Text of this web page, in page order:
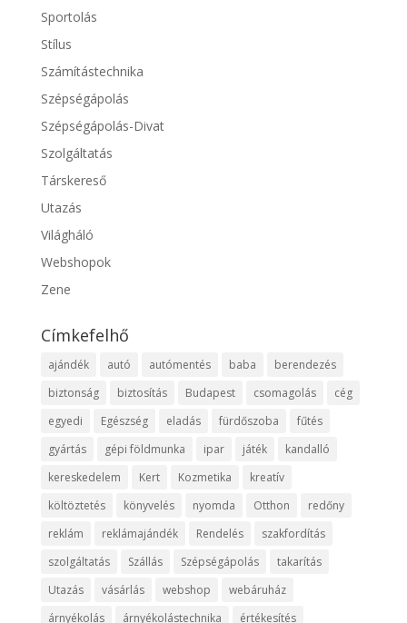
Sportolás
Stílus
Számítástechnika
Szépségápolás
Szépségápolás-Divat
Szolgáltatás
Társkereső
Utazás
Világháló
Webshopok
Zene
Címkefelhő
ajándék autó autómentés baba
berendezés
biztonság
biztosítás Budapest csomagolás
cég
egyedi
Egészség eladás fürdőszoba
fűtés
gyártás
gépi földmunka ipar játék
kandalló
kereskedelem
Kert Kozmetika
kreatív
költöztetés
könyvelés nyomda Otthon
redőny
reklám
reklámajándék Rendelés
szakfordítás
szolgáltatás
Szállás Szépségápolás
takarítás
Utazás
vásárlás webshop
webáruház
árnyékolás
árnyékolástechnika értékesítés